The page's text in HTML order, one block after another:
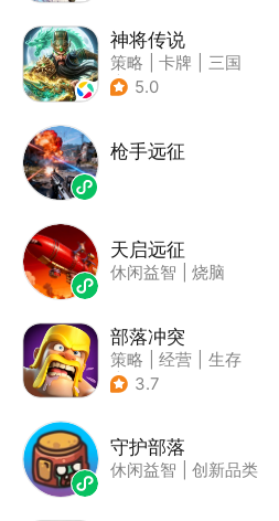
神将传说
策略 卡牌
三国
| 角色扮演
5.0
枪手远征
天启远征
休闲益智 烧脑
部落冲突
策略 经营
生存
| 部落冲突
3.7
守护部落
休闲益智 创新品类